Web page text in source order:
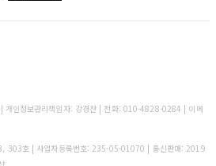
개인정보관리책임자: 강경찬 | 전화: 010-4828-0284 | 이메
303호 | 사업자등록번호:235-05-01070 | 통신판매:2019